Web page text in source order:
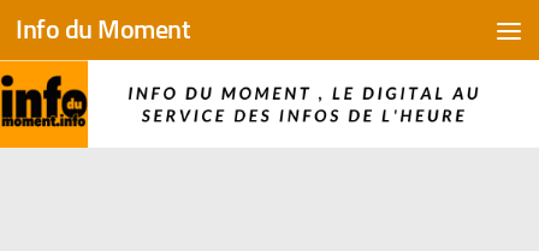
Skip to content
Info du Moment